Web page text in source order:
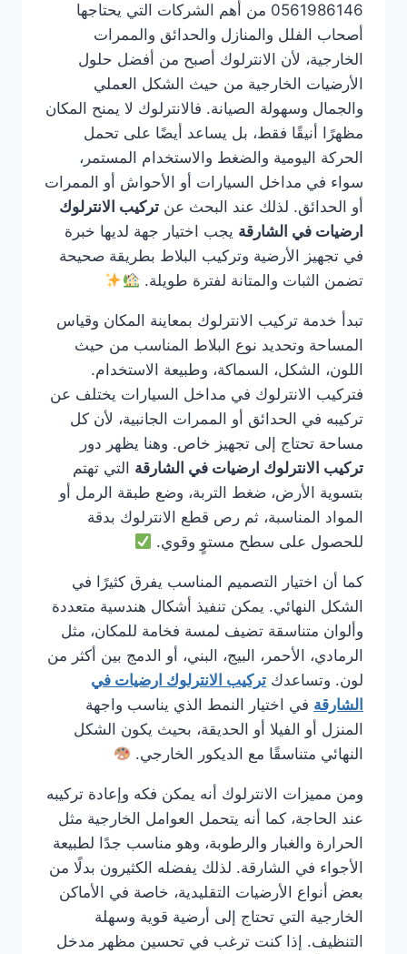
0561986146 من أهم الشركات التي يحتاجها
أصحاب الفلل والمنازل والحدائق والممرات
الخارجية، لأن الانترلوك أصبح من أفضل حلول
الأرضيات الخارجية من حيث الشكل العملي
والجمال وسهولة الصيانة. فالانترلوك لا يمنح المكان
مظهرًا أنيقًا فقط، بل يساعد أيضًا على تحمل
الحركة اليومية والضغط والاستخدام المستمر،
سواء في مداخل السيارات أو الأحواش أو الممرات
أو الحدائق. لذلك عند البحث عن تركيب الانترلوك
ارضيات في الشارقة يجب اختيار جهة لديها خبرة
في تجهيز الأرضية وتركيب البلاط بطريقة صحيحة
تضمن الثبات والمتانة لفترة طويلة.
تبدأ خدمة تركيب الانترلوك بمعاينة المكان وقياس
المساحة وتحديد نوع البلاط المناسب من حيث
اللون، الشكل، السماكة، وطبيعة الاستخدام.
فتركيب الانترلوك في مداخل السيارات يختلف عن
تركيبه في الحدائق أو الممرات الجانبية، لأن كل
مساحة تحتاج إلى تجهيز خاص. وهنا يظهر دور
تركيب الانترلوك ارضيات في الشارقة التي تهتم
بتسوية الأرض، ضغط التربة، وضع طبقة الرمل أو
المواد المناسبة، ثم رص قطع الانترلوك بدقة
للحصول على سطح مستوٍ وقوي.
كما أن اختيار التصميم المناسب يفرق كثيرًا في
الشكل النهائي. يمكن تنفيذ أشكال هندسية متعددة
وألوان متناسقة تضيف لمسة فخامة للمكان، مثل
الرمادي، الأحمر، البيج، البني، أو الدمج بين أكثر من
لون. وتساعدك تركيب الانترلوك ارضيات في
الشارقة في اختيار النمط الذي يناسب واجهة
المنزل أو الفيلا أو الحديقة، بحيث يكون الشكل
النهائي متناسقًا مع الديكور الخارجي.
ومن مميزات الانترلوك أنه يمكن فكه وإعادة تركيبه
عند الحاجة، كما أنه يتحمل العوامل الخارجية مثل
الحرارة والغبار والرطوبة، وهو مناسب جدًا لطبيعة
الأجواء في الشارقة. لذلك يفضله الكثيرون بدلًا من
بعض أنواع الأرضيات التقليدية، خاصة في الأماكن
الخارجية التي تحتاج إلى أرضية قوية وسهلة
التنظيف. إذا كنت ترغب في تحسين مظهر مدخل